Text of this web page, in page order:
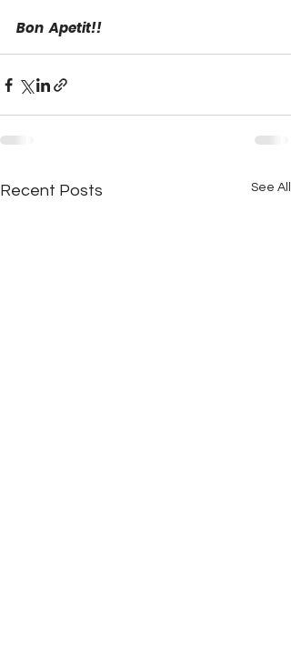
Bon  Apetit!!
Recent Posts See All